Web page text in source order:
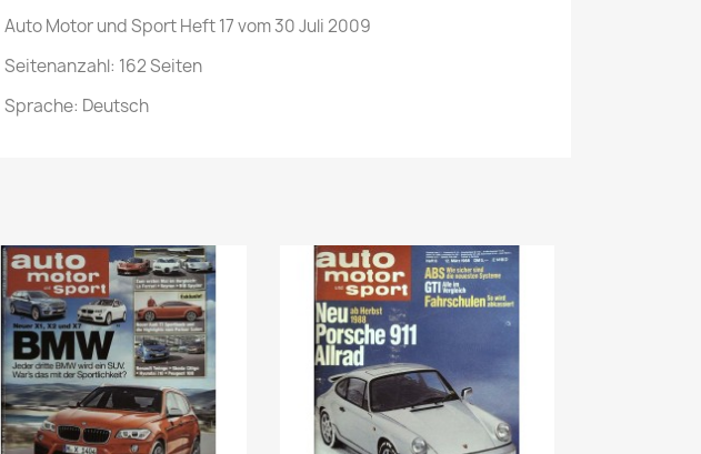
Auto Motor und Sport Heft 17 vom 30 Juli 2009
Seitenanzahl: 162 Seiten
Sprache: Deutsch